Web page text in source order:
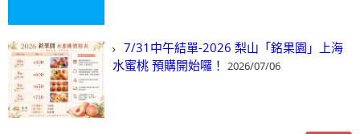
7/31中午結單-2026 梨山「銘果園」上海
水蜜桃 預購開始囉！ 2026/07/06